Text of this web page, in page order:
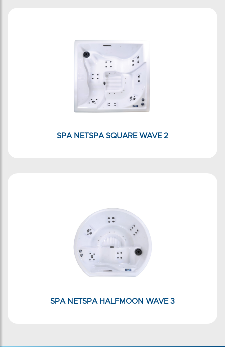
SPA NETSPA SQUARE WAVE 2
SPA NETSPA HALFMOON WAVE 3